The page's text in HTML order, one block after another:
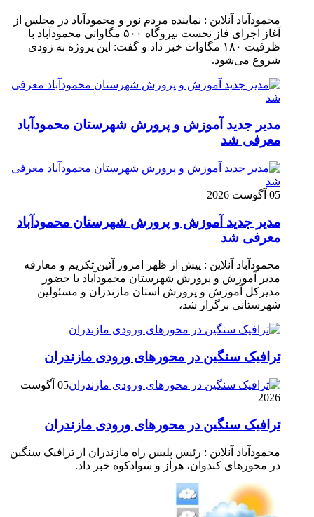
محمودآباد آنلاین : نماینده مردم نور و محمودآباد در مجلس از
آغاز اجرای فاز نخست نیروگاه ۵۰۰ مگاواتی محمودآباد با
ظرفیت ۱۸۰ مگاوات خبر داد و گفت: این پروژه به زودی
شروع می‌شود.
مدیر جدید آموزش و پرورش شهرستان محمودآباد
معرفی شد
05 آگوست 2026
مدیر جدید آموزش و پرورش شهرستان محمودآباد
معرفی شد
محمودآباد آنلاین : پیش از ظهر امروز آئین تکریم و معارفه
مدیر آموزش و پرورش شهرستان محمودآباد با حضور
مدیرکل آموزش و پرورش استان مازندران و مسئولین
شهرستانی برگزار شد،
ترافیک سنگین در محور‌های ورودی مازندران
05 آگوست
2026
ترافیک سنگین در محور‌های ورودی مازندران
محمودآباد آنلاین : رئیس پلیس راه مازندران از ترافیک سنگین
در محور‌های کندوان، هراز و سوادکوه خبر داد.